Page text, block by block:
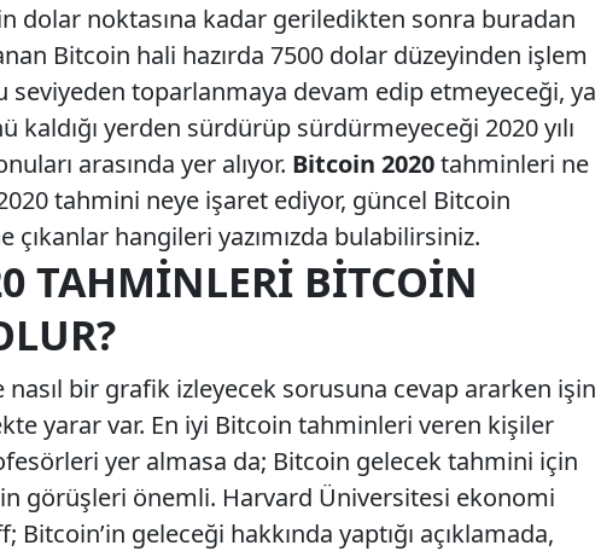
dolar noktasına kadar geriledikten sonra buradan
Bitcoin hali hazırda 7500 dolar düzeyinden işlem
seviyeden toparlanmaya devam edip etmeyeceği, ya
kaldığı yerden sürdürüp sürdürmeyeceği 2020 yılı
arasında yer alıyor. Bitcoin 2020tahminleri ne
tahmini neye işaret ediyor, güncel Bitcoin
çıkanlar hangileri yazımızda bulabilirsiniz.
TAHMINLERI BITCOIN
nasıl bir grafik izleyecek sorusuna cevap ararken işin
yarar var. En iyi Bitcoin tahminleri veren kişiler
yer almasa da; Bitcoin gelecek tahmini için
görüşleri önemli. Harvard Üniversitesi ekonomi
Bitcoin’in geleceği hakkında yaptığı açıklamada,